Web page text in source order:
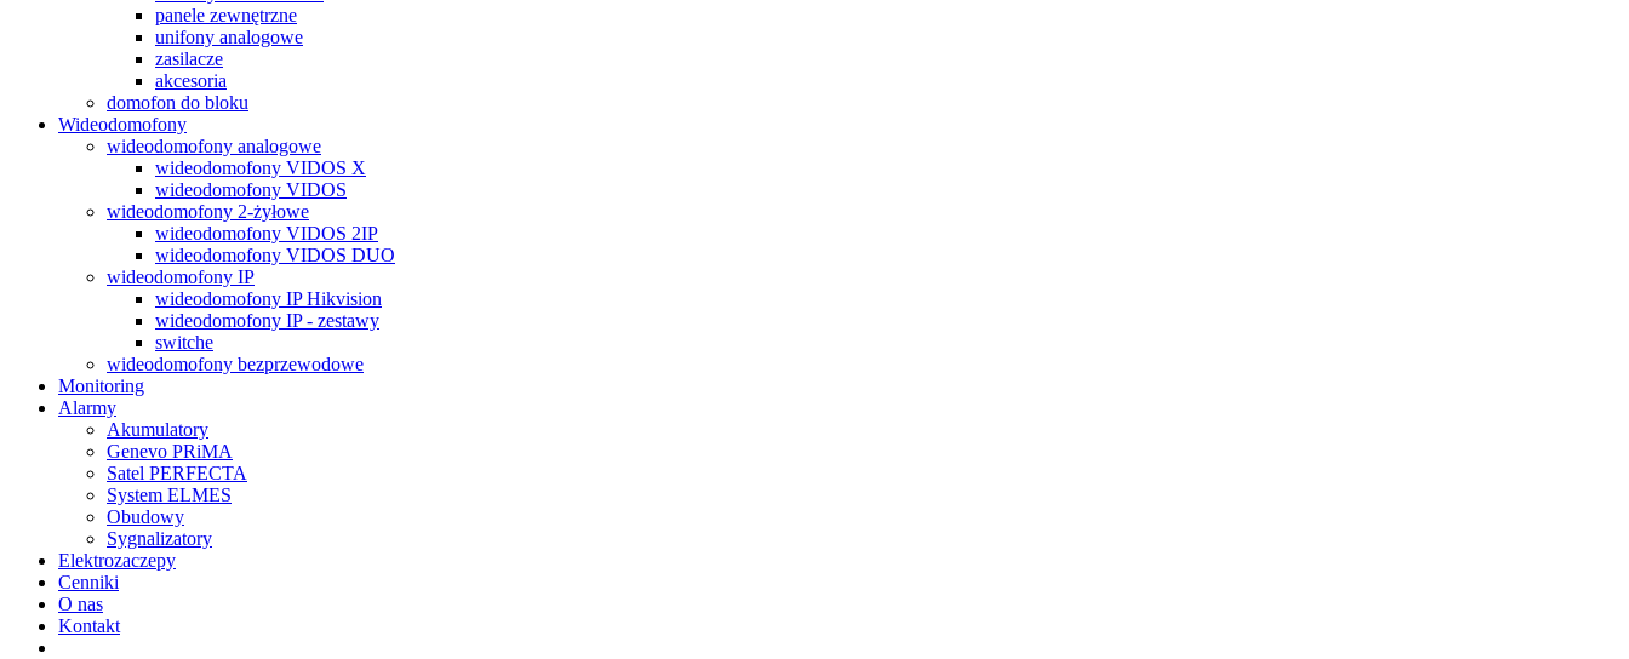
panele zewnętrzne
unifony analogowe
zasilacze
akcesoria
domofon do bloku
Wideodomofony
wideodomofony analogowe
wideodomofony VIDOS X
wideodomofony VIDOS
wideodomofony 2-żyłowe
wideodomofony VIDOS 2IP
wideodomofony VIDOS DUO
wideodomofony IP
wideodomofony IP Hikvision
wideodomofony IP - zestawy
switche
wideodomofony bezprzewodowe
Monitoring
Alarmy
Akumulatory
Genevo PRiMA
Satel PERFECTA
System ELMES
Obudowy
Sygnalizatory
Elektrozaczepy
Cenniki
O nas
Kontakt